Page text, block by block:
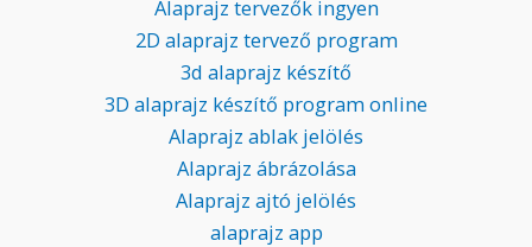
Alaprajz tervezők ingyen
2D alaprajz tervező program
3d alaprajz készítő
3D alaprajz készítő program online
Alaprajz ablak jelölés
Alaprajz ábrázolása
Alaprajz ajtó jelölés
alaprajz app